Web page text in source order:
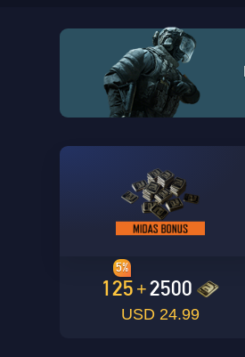
2500
+
125
5%
24.99 USD